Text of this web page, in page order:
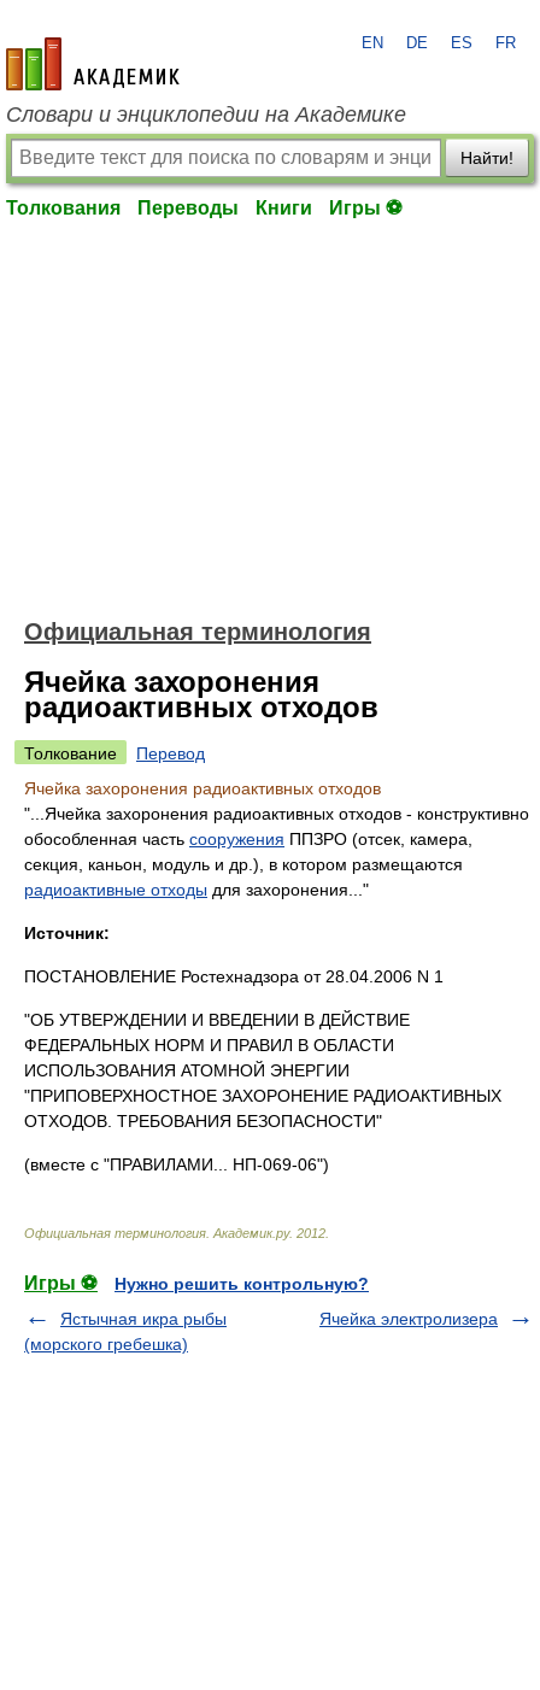
academic.ru
EN DE ES FR
Словари и энциклопедии на Академике
Найти!
Толкования Переводы Книги Игры ⚽
Официальная терминология
Ячейка захоронения
радиоактивных отходов
Толкование
Перевод
Ячейка захоронения радиоактивных отходов
"...Ячейка захоронения радиоактивных отходов - конструктивно
обособленная часть сооружения ППЗРО (отсек, камера,
секция, каньон, модуль и др.), в котором размещаются
радиоактивные отходы для захоронения..."
Источник:
ПОСТАНОВЛЕНИЕ Ростехнадзора от 28.04.2006 N 1
"ОБ УТВЕРЖДЕНИИ И ВВЕДЕНИИ В ДЕЙСТВИЕ
ФЕДЕРАЛЬНЫХ НОРМ И ПРАВИЛ В ОБЛАСТИ
ИСПОЛЬЗОВАНИЯ АТОМНОЙ ЭНЕРГИИ
"ПРИПОВЕРХНОСТНОЕ ЗАХОРОНЕНИЕ РАДИОАКТИВНЫХ
ОТХОДОВ. ТРЕБОВАНИЯ БЕЗОПАСНОСТИ"
(вместе с "ПРАВИЛАМИ... НП-069-06")
Официальная терминология Академик.ру. 2012
Игры ⚽
Нужно решить контрольную?
Ястычная икра рыбы
(морского гребешка)
Ячейка электролизера